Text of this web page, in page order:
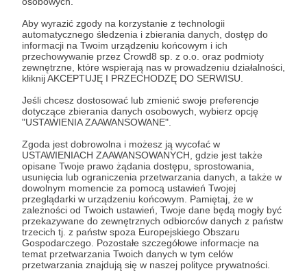
Aby wyrazić zgody na korzystanie z technologii
automatycznego śledzenia i zbierania danych, dostęp do
informacji na Twoim urządzeniu końcowym i ich
przechowywanie przez Crowd8 sp. z o.o. oraz podmioty
zewnętrzne, które wspierają nas w prowadzeniu działalności,
kliknij AKCEPTUJĘ I PRZECHODZĘ DO SERWISU.
Jeśli chcesz dostosować lub zmienić swoje preferencje
dotyczące zbierania danych osobowych, wybierz opcję
"USTAWIENIA ZAAWANSOWANE".
Zgoda jest dobrowolna i możesz ją wycofać w
USTAWIENIACH ZAAWANSOWANYCH, gdzie jest także
opisane Twoje prawo żądania dostępu, sprostowania,
usunięcia lub ograniczenia przetwarzania danych, a także w
dowolnym momencie za pomocą ustawień Twojej
przeglądarki w urządzeniu końcowym. Pamiętaj, że w
zależności od Twoich ustawień, Twoje dane będą mogły być
przekazywane do zewnętrznych odbiorców danych z państw
trzecich tj. z państw spoza Europejskiego Obszaru
Gospodarczego. Pozostałe szczegółowe informacje na
temat przetwarzania Twoich danych w tym celów
przetwarzania znajdują się w naszej polityce prywatności.
50 zł miesięcznie
Sponsor Vincentiany
Wow! Twoje wsparcie jest bezcenne. Oprócz
korzyści z poprzednich progów masz możliwość
dedykacji jednej z piosenek podczas Festiwalu.
Patroni: 0
100 zł miesięcznie